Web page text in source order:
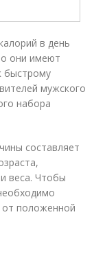
в день
они имеют
быстрому
мужского
набора
составляет
веса. Чтобы
от положенной